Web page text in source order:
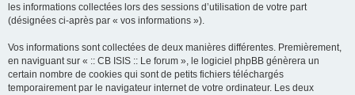
les informations collectées lors des sessions d’utilisation de votre part
(désignées ci-après par « vos informations »).
Vos informations sont collectées de deux manières différentes. Premièrement,
en naviguant sur « :: CB ISIS :: Le forum », le logiciel phpBB génèrera un
certain nombre de cookies qui sont de petits fichiers téléchargés
temporairement par le navigateur internet de votre ordinateur. Les deux